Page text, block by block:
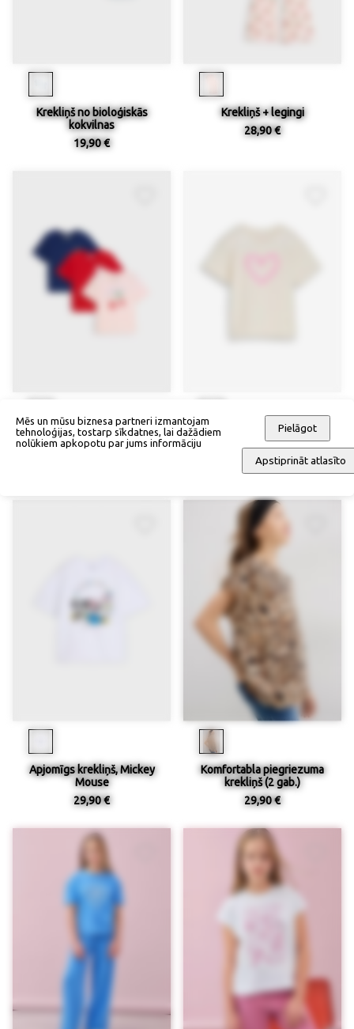
Krekliņš no bioloģiskās
kokvilnas
19,90 €
Krekliņš + legingi
28,90 €
T krekliņš no organiskās
Apjomīgs krekliņš, Tom Tailor
42,90 €
Apjomīgs krekliņš, Mickey
Mouse
29,90 €
Komfortabla piegriezuma
krekliņš (2 gab.)
29,90 €
Mēs un mūsu biznesa partneri izmantojam
tehnoloģijas, tostarp sīkdatnes, lai dažādiem
nolūkiem apkopotu par jums informāciju
Pielāgot
Apstiprināt atlasīto